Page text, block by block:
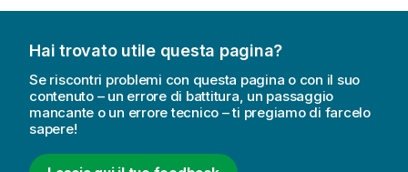
Hai trovato utile questa pagina?
Se riscontri problemi con questa pagina o con il suo
contenuto – un errore di battitura, un passaggio
mancante o un errore tecnico – ti pregiamo di farcelo
sapere!